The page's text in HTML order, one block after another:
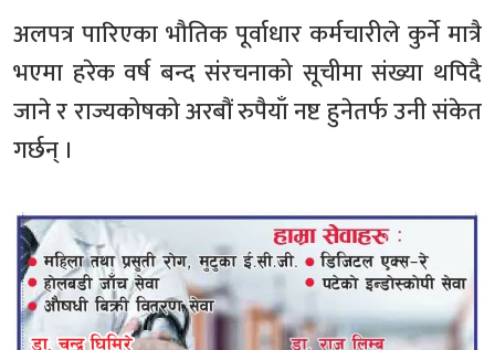
अलपत्र पारिएका भौतिक पूर्वाधार कर्मचारीले कुर्ने मात्रै
भएमा हरेक वर्ष बन्द संरचनाको सूचीमा संख्या थपिदै
जाने र राज्यकोषको अरबौं रुपैयाँ नष्ट हुनेतर्फ उनी संकेत
गर्छन् ।